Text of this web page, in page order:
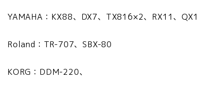
YAMAHA：KX88、DX7、TX816×2、RX11、QX1
Roland：TR-707、SBX-80
KORG：DDM-220、